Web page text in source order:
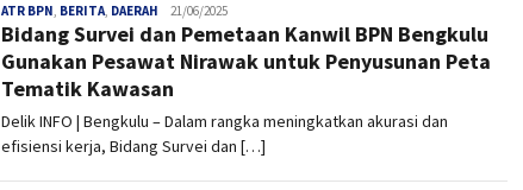
ATR BPN, BERITA, DAERAH admin
21/06/2025
Bidang Survei dan Pemetaan Kanwil BPN Bengkulu
Gunakan Pesawat Nirawak untuk Penyusunan Peta
Tematik Kawasan
Delik INFO | Bengkulu – Dalam rangka meningkatkan akurasi dan
efisiensi kerja, Bidang Survei dan […]